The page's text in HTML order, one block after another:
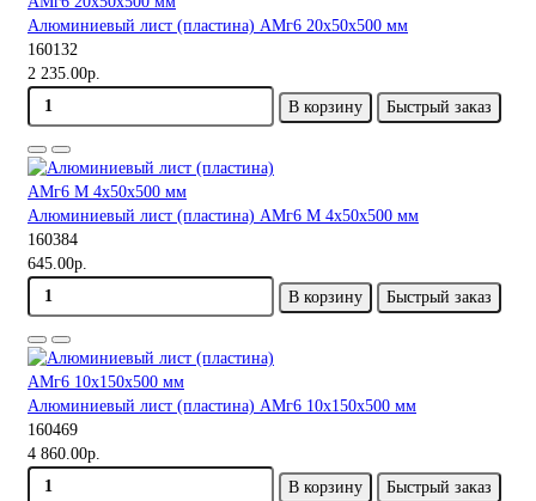
Алюминиевый лист (пластина) АМг6 20х50х500 мм
160132
2 235.00р.
В корзину
Быстрый заказ
Алюминиевый лист (пластина) АМг6 М 4х50х500 мм
160384
645.00р.
В корзину
Быстрый заказ
Алюминиевый лист (пластина) АМг6 10х150х500 мм
160469
4 860.00р.
В корзину
Быстрый заказ